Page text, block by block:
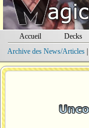
Accueil Decks
Archive des News/Articles|